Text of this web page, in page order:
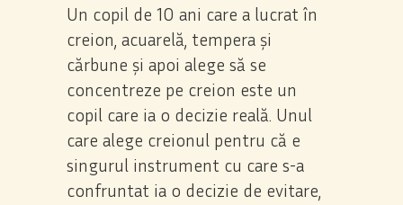
Un copil de 10 ani care a lucrat în
creion, acuarelă, tempera și
cărbune și apoi alege să se
concentreze pe creion este un
copil care ia o decizie reală. Unul
care alege creionul pentru că e
singurul instrument cu care s-a
confruntat ia o decizie de evitare,